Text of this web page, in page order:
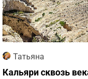
Татьяна
Кальяри сквозь